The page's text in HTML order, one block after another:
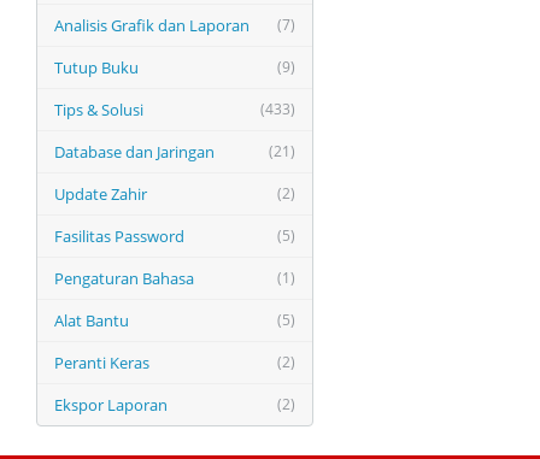
(7)
Analisis Grafik dan Laporan
(9)
Tutup Buku
(433)
Tips & Solusi
(21)
Database dan Jaringan
(2)
Update Zahir
(5)
Fasilitas Password
(1)
Pengaturan Bahasa
(5)
Alat Bantu
(2)
Peranti Keras
(2)
Ekspor Laporan